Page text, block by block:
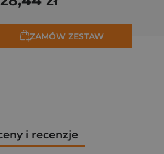
ZAMÓW ZESTAW
i recenzje